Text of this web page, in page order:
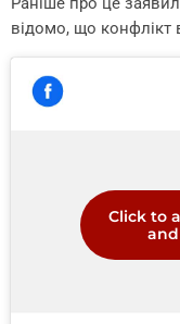
відомо, що конфлікт
Click to